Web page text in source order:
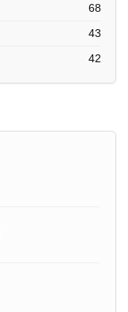
68
43
42